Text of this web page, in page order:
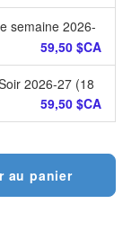
semaine 2026-
59,50 $CA
2026-27 (18
59,50 $CA
au panier